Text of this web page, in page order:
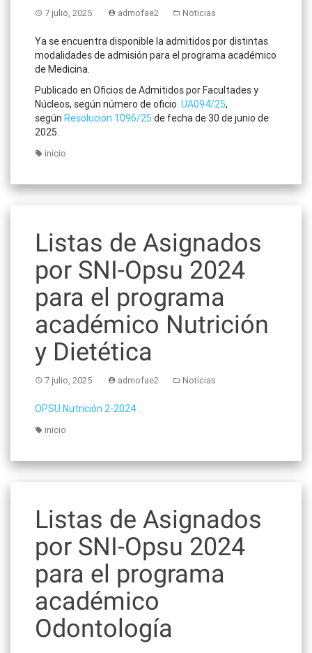
7 julio, 2025 admofae2 Noticias
Ya se encuentra disponible la admitidos por distintas
modalidades de admisión para el programa académico
de Medicina.
Publicado en Oficios de Admitidos por Facultades y
Núcleos, según número de oficio UA094/25,
según Resolución 1096/25 de fecha de 30 de junio de
2025.
inicio
Listas de Asignados
por SNI-Opsu 2024
para el programa
académico Nutrición
y Dietética
7 julio, 2025 admofae2 Noticias
OPSU Nutrición 2-2024
inicio
Listas de Asignados
por SNI-Opsu 2024
para el programa
académico
Odontología